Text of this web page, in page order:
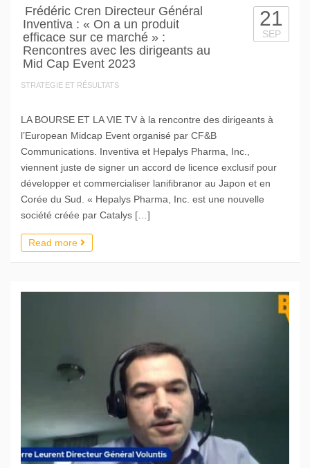
Frédéric Cren Directeur Général
Inventiva : « On a un produit
efficace sur ce marché » :
Rencontres avec les dirigeants au
Mid Cap Event 2023
STRATEGIE ET RÉSULTATS
21
SEP
LA BOURSE ET LA VIE TV à la rencontre des dirigeants à
l’European Midcap Event organisé par CF&B
Communications. Inventiva et Hepalys Pharma, Inc.,
viennent juste de signer un accord de licence exclusif pour
développer et commercialiser lanifibranor au Japon et en
Corée du Sud. « Hepalys Pharma, Inc. est une nouvelle
société créée par Catalys […]
Read more